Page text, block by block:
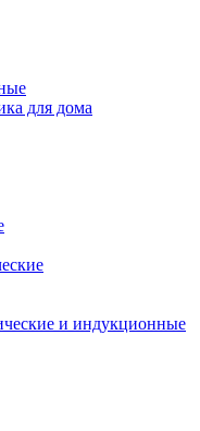
для дома
и индукционные